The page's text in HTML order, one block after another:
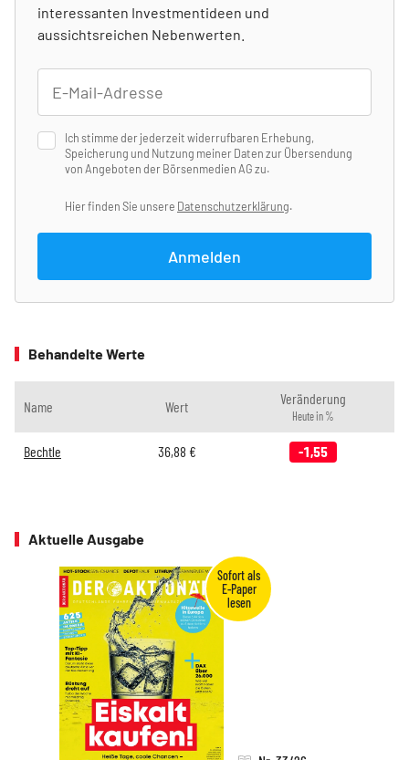
interessanten Investmentideen und
aussichtsreichen Nebenwerten.
Ich stimme der jederzeit widerrufbaren Erhebung,
Speicherung und Nutzung meiner Daten zur Übersendung
von Angeboten der Börsenmedien AG zu.
Hier finden Sie unsere Datenschutzerklärung.
Anmelden
Behandelte Werte
Name Wert Veränderung
Heute in %
Bechtle 36,88 € -1,55
Aktuelle Ausgabe